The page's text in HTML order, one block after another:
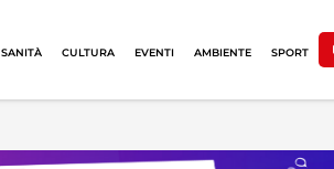
SANITÀ CULTURA EVENTI AMBIENTE SPORT